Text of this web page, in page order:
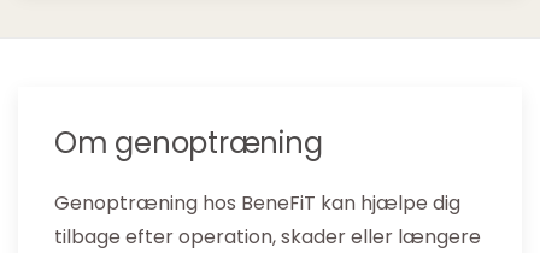
Om genoptræning
Genoptræning hos BeneFiT kan hjælpe dig
tilbage efter operation, skader eller længere